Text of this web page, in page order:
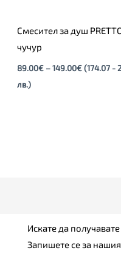
Смесител за душ
чучур
89.00€ – 149.00€ (174.07 -
лв.)
Искате да
Запишете се за